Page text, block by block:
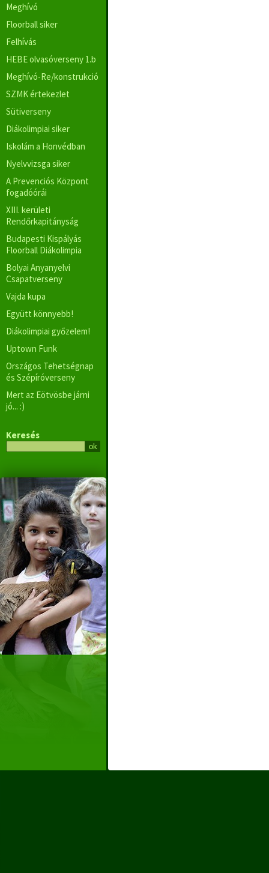
Meghívó
Floorball siker
Felhívás
HEBE olvasóverseny 1.b
Meghívó-Re/konstrukció
SZMK értekezlet
Sütiverseny
Diákolimpiai siker
Iskolám a Honvédban
Nyelvvizsga siker
A Prevenciós Központ
fogadóórái
XIII. kerületi
Rendőrkapitányság
Budapesti Kispályás
Floorball Diákolimpia
Bolyai Anyanyelvi
Csapatverseny
Vajda kupa
Együtt könnyebb!
Diákolimpiai győzelem!
Uptown Funk
Országos Tehetségnap
és Szépíróverseny
Mert az Eötvösbe járni
jó... :)
Keresés